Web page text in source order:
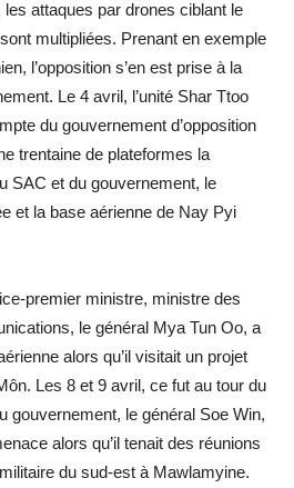
attaques par drones ciblant le
multipliées. Prenant en exemple
l’opposition s’en est prise à la
Le 4 avril, l’unité Shar Ttoo
du gouvernement d’opposition
trentaine de plateformes la
SAC et du gouvernement, le
et la base aérienne de Nay Pyi
premier ministre, ministre des
le général Mya Tun Oo, a
alors qu’il visitait un projet
Les 8 et 9 avril, ce fut au tour du
gouvernement, le général Soe Win,
alors qu’il tenait des réunions
du sud-est à Mawlamyine.